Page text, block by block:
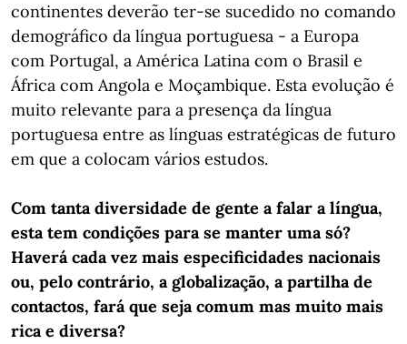
continentes deverão ter-se sucedido no comando
demográfico da língua portuguesa - a Europa
com Portugal, a América Latina com o Brasil e
África com Angola e Moçambique. Esta evolução é
muito relevante para a presença da língua
portuguesa entre as línguas estratégicas de futuro
em que a colocam vários estudos.
Com tanta diversidade de gente a falar a língua,
esta tem condições para se manter uma só?
Haverá cada vez mais especificidades nacionais
ou, pelo contrário, a globalização, a partilha de
contactos, fará que seja comum mas muito mais
rica e diversa?